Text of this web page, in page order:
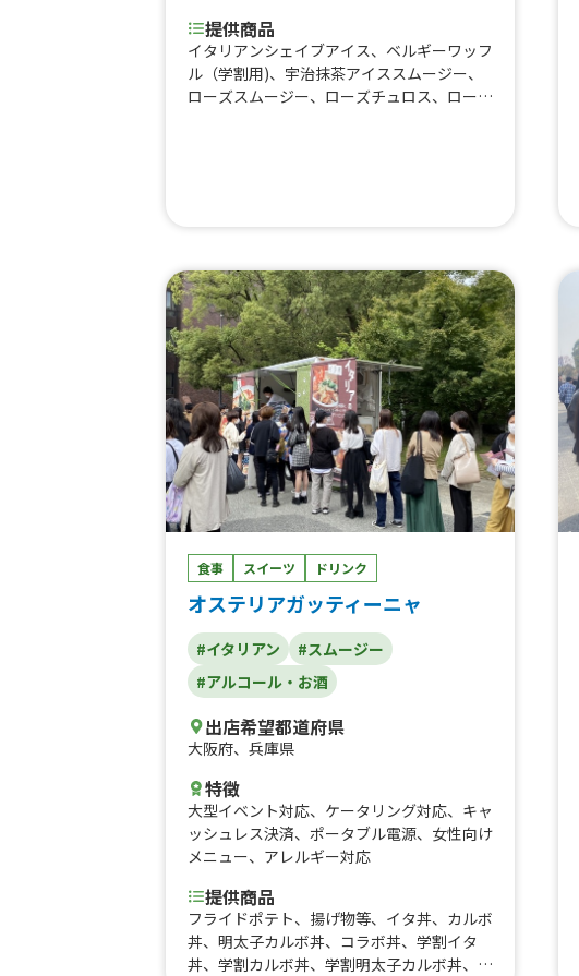
提供商品
イタリアンシェイブアイス、ベルギーワッフ
ル（学割用)、宇治抹茶アイススムージー、
ローズスムージー、ローズチュロス、ローズ
フラットホワイト、ポンデケージョ、チュロ
ス（学割用)、アールグレイティー(ミルク、
レモン、ストレート）買い取り、カフェラテ
（買い取り)、ホットコーヒー、ホットミル
ク、フラワーアロマラテ、メキシカンビー
ル、トロピカルアイススムージー、宇治抹茶
アイススムージー、イタリアンソーダ ブル
ーベリー、タピオカドリンク(学祭用）、ホ
ットドッグ(学祭用）、ベーコンのパニー
ニ、宇治抹茶ラテ、甘露梅ソーダ、甘酒（ホ
ット)、ホットタピオカドリンク、クラムチ
ャウダー、ホットジュース、イタリアンホッ
トミルク、有馬金泉コーヒー、イタリアンソ
ーダ、ハーフチュロス、【買い取り】スモー
クチキンのパニーニ、おしるこ、【買取】ワ
ージー（学祭用)、スモークチキンのパニー
ニ、エスプレッソ系コーヒー（学祭用)、ポ
ークソーセージのホットドッグ（学割)、ベ
ーコンのパニーニ、ドルチェセット、イタリ
アンスモークチキン盛り合わせ、ソーセージ
盛り合わせ、サングリア、桜ソーダ、桜ドッ
グ、桜ラテ、コロナビール(ライム付き)、キ
ッズドリンク(アップルorオレンジ)、ホット
ワイン、クリスマスラテ、スモークチキンの
パニーニ、アイススムージー、ベルギーワッ
ドリンク、タピオカドリンク、エスプレッソ
アレンジコーヒー
食事 スイーツ ドリンク
オステリアガッティーニャ
#イタリアン
#スムージー
#アルコール・お酒
出店希望都道府県
大阪府、 兵庫県
特徴
大型イベント対応、 ケータリング対応、 キャ
ッシュレス決済、 ポータブル電源、 女性向け
メニュー、 アレルギー対応
提供商品
フライドポテト、揚げ物等、イタ丼、カルボ
丼、明太子カルボ丼、コラボ丼、学割イタ
丼、学割カルボ丼、学割明太子カルボ丼、学